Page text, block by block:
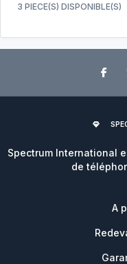
3 PIECE(S) DISPONIBLE(S)
Spectrum International
de
A